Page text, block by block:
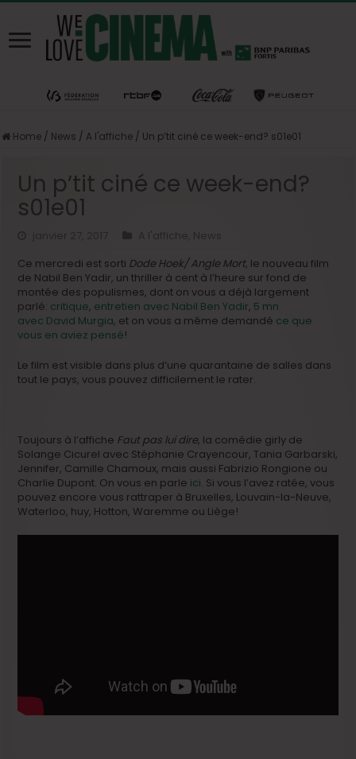
Home / News / A l'affiche / Un p’tit ciné ce week-end? s01e01
Un p’tit ciné ce week-end?
s01e01
janvier 27, 2017 A l'affiche News
Ce mercredi est sorti Dode Hoek/ Angle Mort, le nouveau film
de Nabil Ben Yadir, un thriller à cent à l’heure sur fond de
montée des populismes, dont on vous a déjà largement
parlé: critique, entretien avec Nabil Ben Yadir, 5 mn
avec David Murgia, et on vous a même demandé ce que
vous en aviez pensé!
Le film est visible dans plus d’une quarantaine de salles dans
tout le pays, vous pouvez difficilement le rater.
Toujours à l’affiche Faut pas lui dire, la comédie girly de
Solange Cicurel avec Stéphanie Crayencour, Tania Garbarski,
Jennifer, Camille Chamoux, mais aussi Fabrizio Rongione ou
Charlie Dupont. On vous en parle ici. Si vous l’avez ratée, vous
pouvez encore vous rattraper à Bruxelles, Louvain-la-Neuve,
Waterloo, huy, Hotton, Waremme ou Liège!